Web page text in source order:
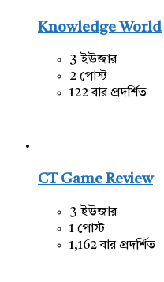
Knowledge World
3 ইউজার
2 পোস্ট
122 বার প্রদর্শিত
CT Game Review
3 ইউজার
1 পোস্ট
1,162 বার প্রদর্শিত